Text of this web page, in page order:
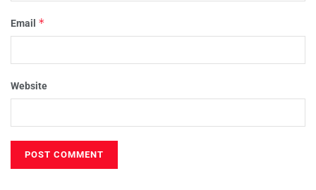
Email *
Website